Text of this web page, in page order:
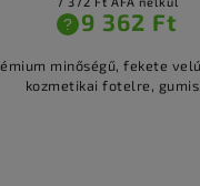
11 695 Ft
?
Mini Pro203 körömvágó egy
eszköz, amely lehetővé